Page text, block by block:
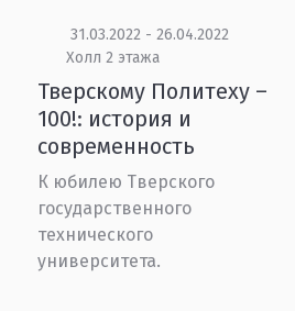
31.03.2022 - 26.04.2022
Холл 2 этажа
Тверскому Политеху –
100!: история и
современность
К юбилею Тверского
государственного
технического
университета.